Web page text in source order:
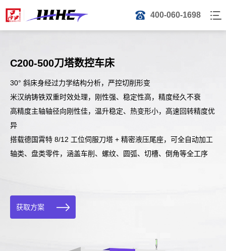
400-060-1698
C200-500刀塔数控车床
30° 斜床身经过力学结构分析，严控切削形变
米汉纳铸铁双重时效处理，刚性强、稳定性高，精度经久不衰
高精度主轴轴径向刚性佳，温升稳定、热变形小，高速回转精度优
异
搭载德国霄特 8/12 工位伺服刀塔 + 精密液压尾座，可全自动加工
轴类、盘类零件，涵盖车削、螺纹、圆弧、切槽、倒角等全工序
获取方案